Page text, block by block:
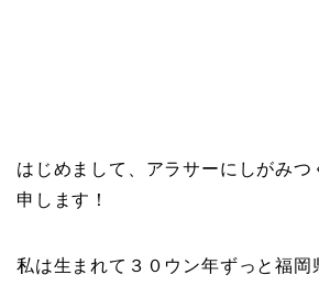
はじめまして、アラサーにしがみつ
申します！
私は生まれて３０ウン年ずっと福岡